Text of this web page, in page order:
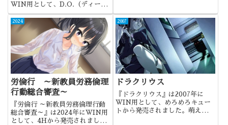
WIN用として、D.O.（ディーオ
ー）から発売されました。テキス
トの評判が高かった恋愛ノベルで
あり、特に姉好きは必見の作品と
いえるでしょう。
2024
労倫行 ～新教員労務倫理
行動総合審査～
『労倫行 ～新教員労務倫理行動
総合審査～』は2024年にWIN用
として、4Hから発売されまし
2007
ドラクリウス
『ドラクリウス』は2007年に
WIN用として、めろめろキュー
トから発売されました。萌えて燃